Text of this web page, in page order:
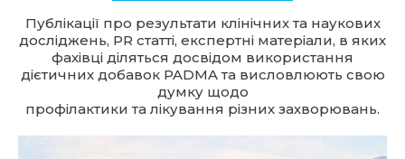
Публікації про результати клінічних та наукових
досліджень, PR статті, експертні матеріали, в яких
фахівці діляться досвідом використання
дієтичних добавок PADMA та висловлюють свою
думку щодо
профілактики та лікування різних захворювань.